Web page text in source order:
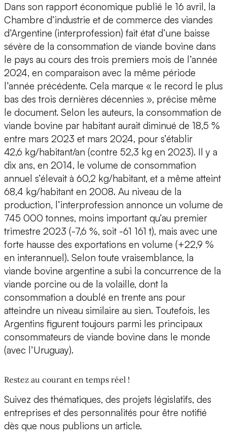
Dans son rapport économique publié le 16 avril, la
Chambre d’industrie et de commerce des viandes
d’Argentine (interprofession) fait état d’une baisse
sévère de la consommation de viande bovine dans
le pays au cours des trois premiers mois de l’année
2024, en comparaison avec la même période
l’année précédente. Cela marque « le record le plus
bas des trois dernières décennies », précise même
le document. Selon les auteurs, la consommation de
viande bovine par habitant aurait diminué de 18,5 %
entre mars 2023 et mars 2024, pour s’établir
42,6 kg/habitant/an (contre 52,3 kg en 2023). Il y a
dix ans, en 2014, le volume de consommation
annuel s’élevait à 60,2 kg/habitant, et a même atteint
68,4 kg/habitant en 2008. Au niveau de la
production, l’interprofession annonce un volume de
745 000 tonnes, moins important qu’au premier
trimestre 2023 (-7,6 %, soit -61 161 t), mais avec une
forte hausse des exportations en volume (+22,9 %
en interannuel). Selon toute vraisemblance, la
viande bovine argentine a subi la concurrence de la
viande porcine ou de la volaille, dont la
consommation a doublé en trente ans pour
atteindre un niveau similaire au sien. Toutefois, les
Argentins figurent toujours parmi les principaux
consommateurs de viande bovine dans le monde
(avec l’Uruguay).
Restez au courant en temps réel !
Suivez des thématiques, des projets législatifs, des
entreprises et des personnalités pour être notifié
dès que nous publions un article.